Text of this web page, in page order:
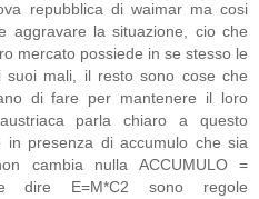
repubblica di waimar ma cosi
aggravare la situazione, cio che
mercato possiede in se stesso le
mali, il resto sono cose che
di fare per mantenere il loro
parla chiaro a questo
in presenza di accumulo che sia
cambia nulla ACCUMULO =
dire E=M*C2 sono regole